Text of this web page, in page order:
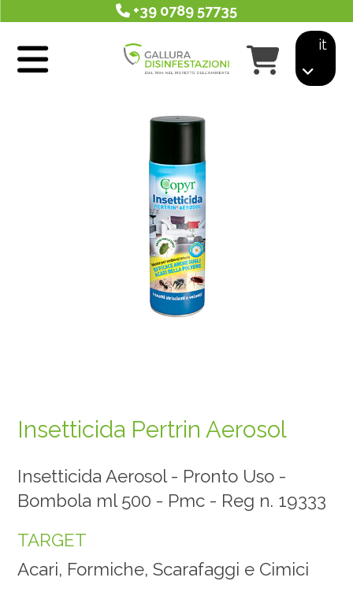
+39 0789 57735
it
Insetticida Pertrin Aerosol
Insetticida Aerosol - Pronto Uso -
Bombola ml 500 - Pmc - Reg n. 19333
TARGET
Acari, Formiche, Scarafaggi e Cimici